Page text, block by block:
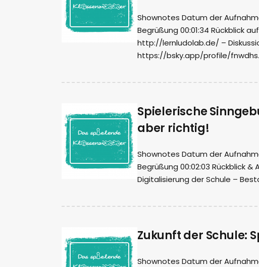
Shownotes Datum der
Begrüßung 00:01:34 Rückblick
http://lernludolab.de/ –
https://bsky.app/profile/
Spielerische
aber richtig!
Shownotes Datum der
Begrüßung 00:02:03 Rückblick &
Digitalisierung der Schule –
Zukunft der Schule:
Shownotes Datum der